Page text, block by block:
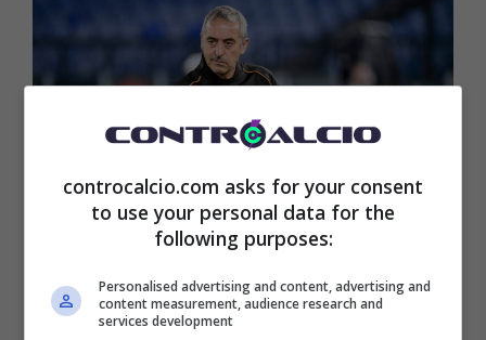
Marco Giampaolo (ansa foto) – controcalcio.com
controcalcio.com asks for your consent
to use your personal data for the
following purposes:
Personalised advertising and content, advertising and
content measurement, audience research and
services development